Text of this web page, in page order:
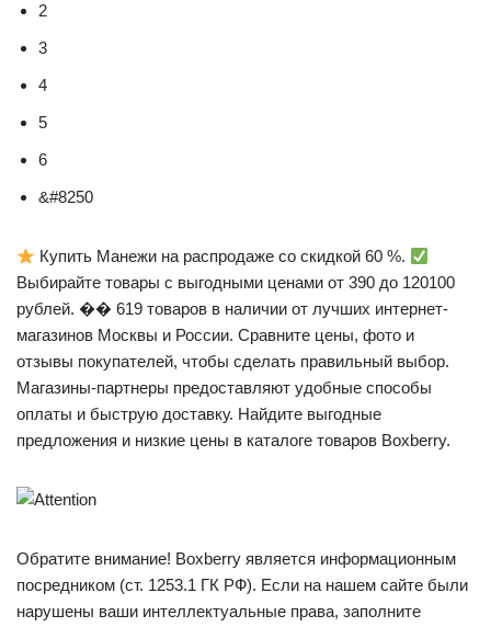
2
3
4
5
6
&#8250
Купить Манежи на распродаже со скидкой 60 %.
Выбирайте товары с выгодными ценами от 390 до 120100
рублей. �� 619 товаров в наличии от лучших интернет-
магазинов Москвы и России. Сравните цены, фото и
отзывы покупателей, чтобы сделать правильный выбор.
Магазины-партнеры предоставляют удобные способы
оплаты и быструю доставку. Найдите выгодные
предложения и низкие цены в каталоге товаров Boxberry.
Обратите внимание! Boxberry является информационным
посредником (ст. 1253.1 ГК РФ). Если на нашем сайте были
нарушены ваши интеллектуальные права, заполните